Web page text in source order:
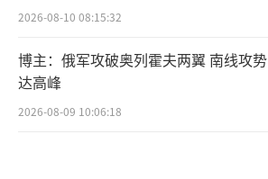
2026-08-10 08:15:32
博主：俄军攻破奥列霍夫两翼 南线攻势
达高峰
2026-08-09 10:06:18